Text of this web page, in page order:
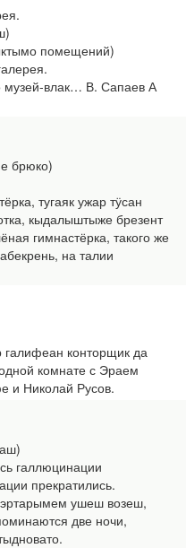
помещений)
музей-влак… В. Сапаев А
брюко)
тугаяк ужар тӱсан
кыдалыштыже брезент
гимнастёрка, такого же
на талии
конторщик да
комнате с Эраем
и Николай Русов.
галлюцинации
прекратились.
ушеш возеш,
две ночи,